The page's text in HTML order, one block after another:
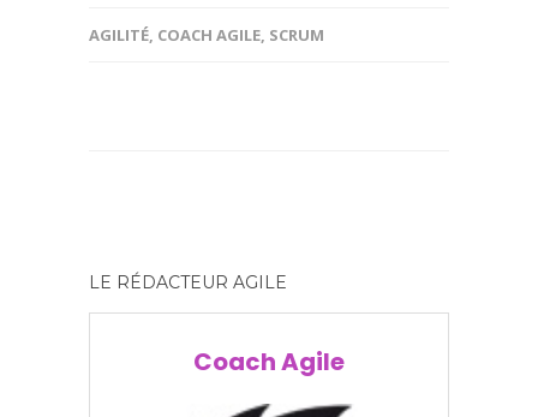
AGILITÉ, COACH AGILE, SCRUM
LE RÉDACTEUR AGILE
Coach Agile